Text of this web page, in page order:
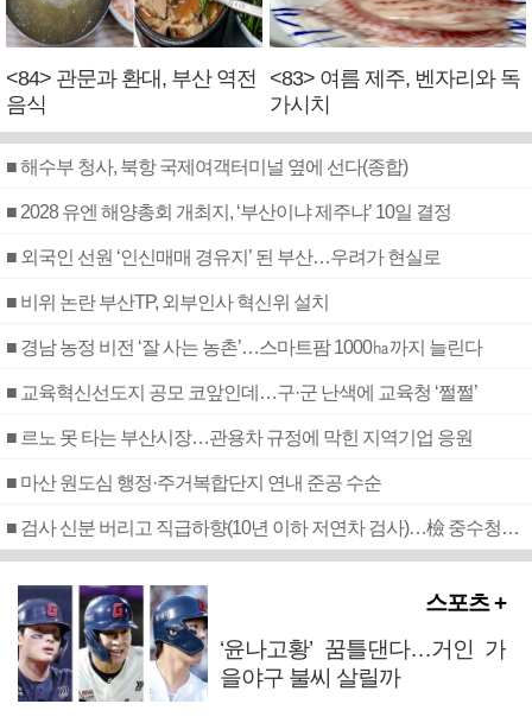
<84> 관문과 환대, 부산 역전
음식
<83> 여름 제주, 벤자리와 독
가시치
■ 해수부 청사, 북항 국제여객터미널 옆에 선다(종합)
■ 2028 유엔 해양총회 개최지, ‘부산이냐 제주냐’ 10일 결정
■ 외국인 선원 ‘인신매매 경유지’ 된 부산…우려가 현실로
■ 비위 논란 부산TP, 외부인사 혁신위 설치
■ 경남 농정 비전 ‘잘 사는 농촌’…스마트팜 1000㏊까지 늘린다
■ 교육혁신선도지 공모 코앞인데…구·군 난색에 교육청 ‘쩔쩔’
■ 르노 못 타는 부산시장…관용차 규정에 막힌 지역기업 응원
■ 마산 원도심 행정·주거복합단지 연내 준공 수순
■ 검사 신분 버리고 직급하향(10년 이하 저연차 검사)…檢 중수청행 기피
스포츠 +
‘윤나고황’ 꿈틀댄다…거인 가
을야구 불씨 살릴까